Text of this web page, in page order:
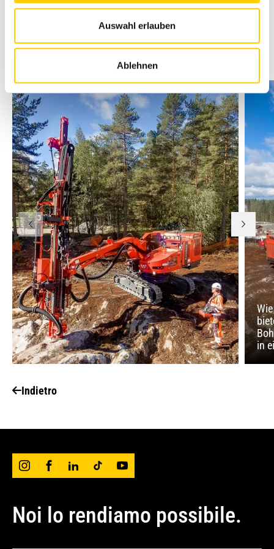
Auswahl erlauben
Ablehnen
Sandvik? Contattateci! Daniel Fleischlin, responsabile
Prodotto, telefono 062 915 81 69, e-mail
daniel.fleischlin@avesco.ch
in
Indietro
Noi lo rendiamo possibile.